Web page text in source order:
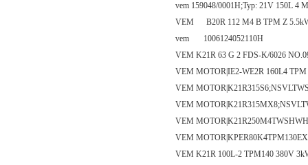
vem 159048/0001H;Typ: 21V 150L 4
VEM B20R 112 M4 B TPM Z
vem 1006124052110H
VEM K21R 63 G 2 FDS-K/6026
VEM MOTOR|IE2-WE2R 160L4
VEM
VEM
VEM
VEM
VEM K21R 100L-2 TPM140 380V